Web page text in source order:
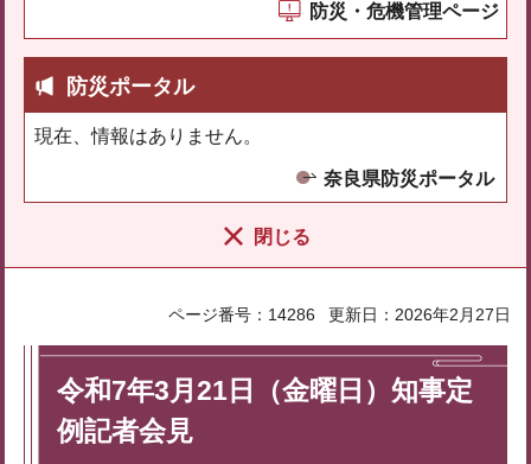
防災・危機管理ページ
防災ポータル
現在、情報はありません。
奈良県防災ポータル
閉じる
ページ番号：14286 更新日：2026年2月27日
令和7年3月21日（金曜日）知事定
例記者会見